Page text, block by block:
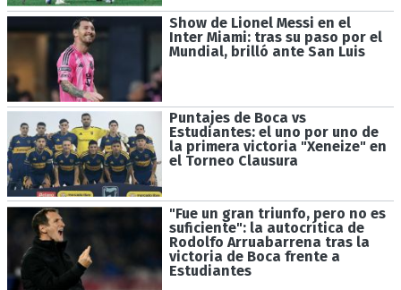
Show de Lionel Messi en el
Inter Miami: tras su paso por el
Mundial, brilló ante San Luis
Puntajes de Boca vs
Estudiantes: el uno por uno de
la primera victoria "Xeneize" en
el Torneo Clausura
"Fue un gran triunfo, pero no es
suficiente": la autocrítica de
Rodolfo Arruabarrena tras la
victoria de Boca frente a
Estudiantes